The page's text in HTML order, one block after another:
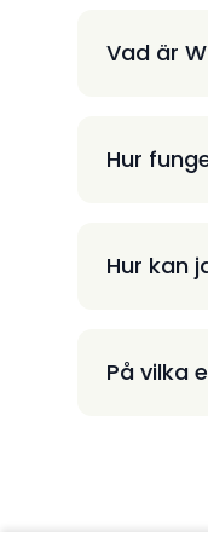
Vad är
Hur
Hur kan
På vilka